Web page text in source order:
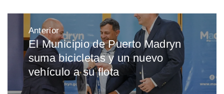
Navegación
entradas
Anterior
Entrada
anterior:
El Municipio de Puerto Madryn
suma bicicletas y un nuevo
vehículo a su flota